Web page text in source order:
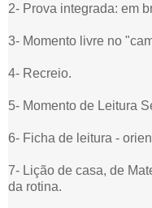
2- Prova integrada: em
3- Momento livre no
4- Recreio.
5- Momento de Leitura
6- Ficha de leitura -
7- Lição de casa, de
da rotina.